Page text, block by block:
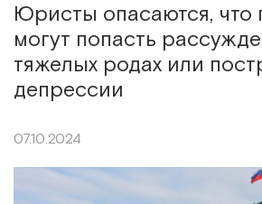
Юристы опасаются,
могут попасть
тяжелых родах или
депрессии
07.10.2024